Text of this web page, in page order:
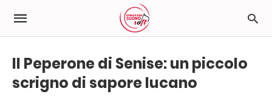
Il Peperone di Senise: un piccolo
scrigno di sapore lucano